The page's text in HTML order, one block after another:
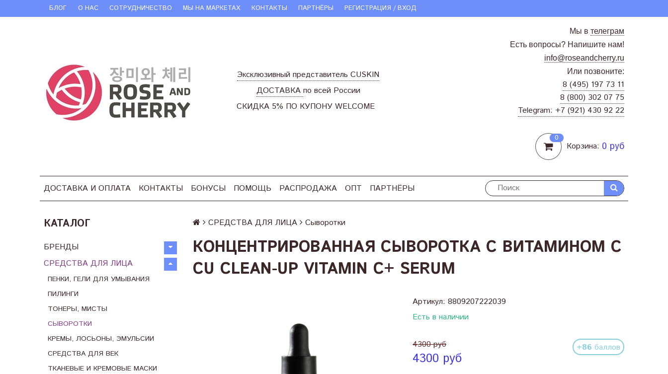
БЛОГ О НАС СОТРУДНИЧЕСТВО МЫ НА МАРКЕТАХ КОНТАКТЫ ПАРТНЁРЫ РЕГИСТРАЦИЯ / ВХОД
Эксклюзивный представитель CUSKIN
ДОСТАВКА по всей России
СКИДКА 5% ПО КУПОНУ WELCOME
Мы в телеграм
Есть вопросы? Напишите нам!
info@roseandcherry.ru
Или позвоните:
8 (495) 197 73 11
8 (800) 302 07 75
Telegram: +7 (921) 430 92 22
0
Корзина: 0 руб
ДОСТАВКА И ОПЛАТА КОНТАКТЫ БОНУСЫ ПОМОЩЬ РАСПРОДАЖА ОПТ ПАРТНЁРЫ
КАТАЛОГ
БРЕНДЫ
СРЕДСТВА ДЛЯ ЛИЦА
ПЕНКИ, ГЕЛИ ДЛЯ УМЫВАНИЯ
ПИЛИНГИ
ТОНЕРЫ, МИСТЫ
СЫВОРОТКИ
КРЕМЫ, ЛОСЬОНЫ, ЭМУЛЬСИИ
СРЕДСТВА ДЛЯ ВЕК
ТКАНЕВЫЕ И КРЕМОВЫЕ МАСКИ
СРЕДСТВА ДЛЯ ЛИЦА Сыворотки
КОНЦЕНТРИРОВАННАЯ СЫВОРОТКА С ВИТАМИНОМ С
CU CLEAN-UP VITAMIN C+ SERUM
Артикул: 8809207222039
Есть в наличии
4300 руб
4300 руб
+86 баллов